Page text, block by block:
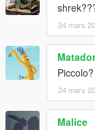
24 mars
Piccolo?
24 mars
Malice